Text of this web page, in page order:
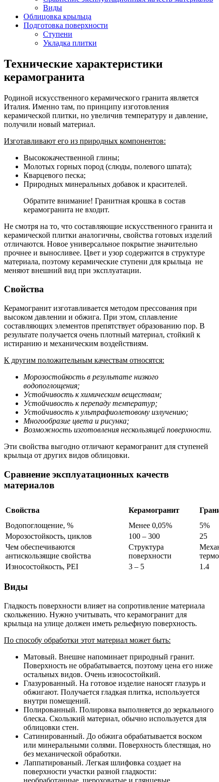
Виды
Облицовка крыльца
Подготовка поверхности
Ступени
Укладка плитки
Технические характеристики
керамогранита
Родиной искусственного керамического гранита является
Италия. Именно там, по принципу изготовления
керамической плитки, но увеличив температуру и давление,
получили новый материал.
Изготавливают его из природных компонентов:
Высококачественной глины;
Молотых горных пород (слюды, полевого шпата);
Кварцевого песка;
Природных минеральных добавок и красителей.
Обратите внимание! Гранитная крошка в состав
керамогранита не входит.
Не смотря на то, что составляющие искусственного гранита и
керамической плитки аналогичны, свойства готовых изделий
отличаются. Новое универсальное покрытие значительно
прочнее и выносливее. Цвет и узор содержится в структуре
материала, поэтому керамические ступени для крыльца не
меняют внешний вид при эксплуатации.
Свойства
Керамогранит изготавливается методом прессования при
высоком давлении и обжига. При этом, сплавление
составляющих элементов препятствует образованию пор. В
результате получается очень плотный материал, стойкий к
истиранию и механическим воздействиям.
К другим положительным качествам относятся:
Морозостойкость в результате низкого
водопоглощения;
Устойчивость к химическим веществам;
Устойчивость к перепаду температур;
Устойчивость к ультрафиолетовому излучению;
Многообразие цвета и рисунка;
Возможность изготовления нескользящей поверхности.
Эти свойства выгодно отличают керамогранит для ступеней
крыльца от других видов облицовки.
Сравнение эксплуатационных качеств
материалов
Свойства Керамогранит
Водопоглощение, %
Менее 0,05%
5%
Морозостойкость, циклов
100 – 300
25
Чем обеспечиваются
антискользящие свойства
Структура
поверхности
Износостойкость, PEI
3 – 5 1.4
Виды
Гладкость поверхности влияет на сопротивление материала
скольжению. Нужно учитывать, что керамогранит для
крыльца на улице должен иметь рельефную поверхность.
По способу обработки этот материал может быть:
Матовый. Внешне напоминает природный гранит.
Поверхность не обрабатывается, поэтому цена его ниже
остальных видов. Очень износостойкий.
Глазурованный. На готовое изделие наносят глазурь и
обжигают. Получается гладкая плитка, используется
внутри помещений.
Полированный. Полировка выполняется до зеркального
блеска. Скользкий материал, обычно используется для
облицовки стен.
Сатинированный. До обжига обрабатывается воском
или минеральными солями. Поверхность блестящая, но
без механической обработки.
Лаппатированый. Легкая шлифовка создает на
поверхности участки разной гладкости:
необработанные, шероховатые и глянцевые.